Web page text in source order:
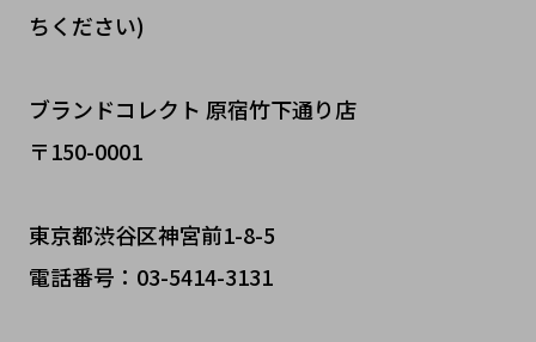
ちください)
ブランドコレクト 原宿竹下通り店
〒150-0001
東京都渋谷区神宮前1-8-5
電話番号：03-5414-3131